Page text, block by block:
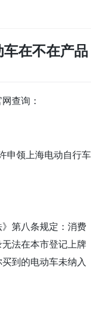
在不在产品
查询：
申领上海电动自行车
第八条规定：消费
法在本市登记上牌
到的电动车未纳入